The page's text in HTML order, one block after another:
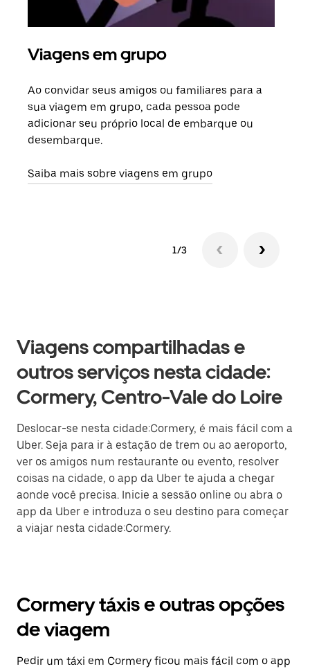
Viagens em grupo
Ao convidar seus amigos ou familiares para a
sua viagem em grupo, cada pessoa pode
adicionar seu próprio local de embarque ou
desembarque.
Saiba mais sobre viagens em grupo
1/3
Viagens compartilhadas e
outros serviços nesta cidade:
Cormery, Centro-Vale do Loire
Deslocar-se nesta cidade:Cormery, é mais fácil com a
Uber. Seja para ir à estação de trem ou ao aeroporto,
ver os amigos num restaurante ou evento, resolver
coisas na cidade, o app da Uber te ajuda a chegar
aonde você precisa. Inicie a sessão online ou abra o
app da Uber e introduza o seu destino para começar
a viajar nesta cidade:Cormery.
Cormery táxis e outras opções
de viagem
Pedir um táxi em Cormery ficou mais fácil com o app